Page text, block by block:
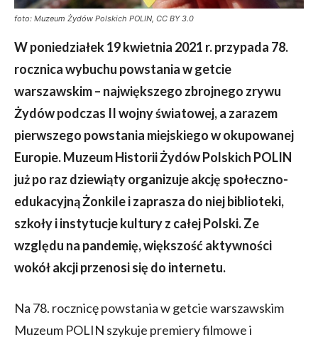
foto: Muzeum Żydów Polskich POLIN, CC BY 3.0
W poniedziałek 19 kwietnia 2021 r. przypada 78.
rocznica wybuchu powstania w getcie
warszawskim – największego zbrojnego zrywu
Żydów podczas II wojny światowej, a zarazem
pierwszego powstania miejskiego w okupowanej
Europie. Muzeum Historii Żydów Polskich POLIN
już po raz dziewiąty organizuje akcję społeczno-
edukacyjną Żonkile i zaprasza do niej biblioteki,
szkoły i instytucje kultury z całej Polski. Ze
względu na pandemię, większość aktywności
wokół akcji przenosi się do internetu.
Na 78. rocznicę powstania w getcie warszawskim
Muzeum POLIN szykuje premiery filmowe i